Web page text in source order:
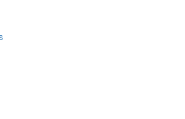
load Google Maps correctly.
website?